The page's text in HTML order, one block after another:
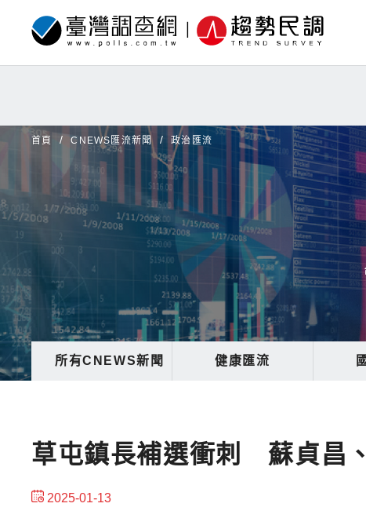
首頁 CNEWS匯流新聞 政治匯流
所有CNEWS新聞 健康匯流
草屯鎮長補選衝刺 蘇貞昌
2025-01-13